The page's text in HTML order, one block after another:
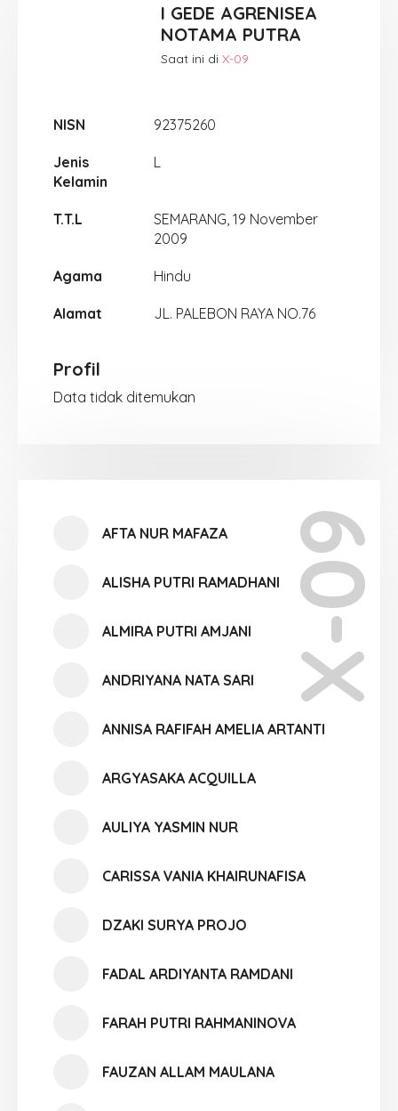
I GEDE AGRENISEA
NOTAMA PUTRA
Saat ini di X-09
NISN 92375260
Jenis
Kelamin
L
T.T.L
SEMARANG, 19 November
2009
Agama Hindu
Alamat JL. PALEBON RAYA NO.76
Profil
Data tidak ditemukan
X-09
AFTA NUR MAFAZA
ALISHA PUTRI RAMADHANI
ALMIRA PUTRI AMJANI
ANDRIYANA NATA SARI
ANNISA RAFIFAH AMELIA ARTANTI
ARGYASAKA ACQUILLA
AULIYA YASMIN NUR
CARISSA VANIA KHAIRUNAFISA
DZAKI SURYA PROJO
FADAL ARDIYANTA RAMDANI
FARAH PUTRI RAHMANINOVA
FAUZAN ALLAM MAULANA